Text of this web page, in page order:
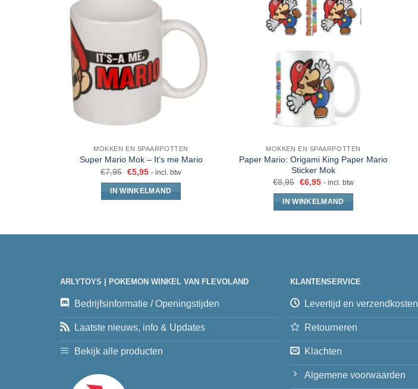
MOKKEN EN SPAARPOTTEN
Super Mario Mok – It’s me Mario
€7,95 €5,95 - incl. btw
IN WINKELMAND
MOKKEN EN SPAARPOTTEN
Paper Mario: Origami King Paper Mario
Sticker Mok
€8,95 €6,95 - incl. btw
IN WINKELMAND
ARLYTOYS | POKEMON WINKEL VAN FLEVOLAND
Bedrijfsinformatie / Openingstijden
Laatste nieuws, info & Updates
Bekijk alle producten
KLANTENSERVICE
Levertijd en verzendkosten
Retourneren
Klachten
Algemene voorwaarden